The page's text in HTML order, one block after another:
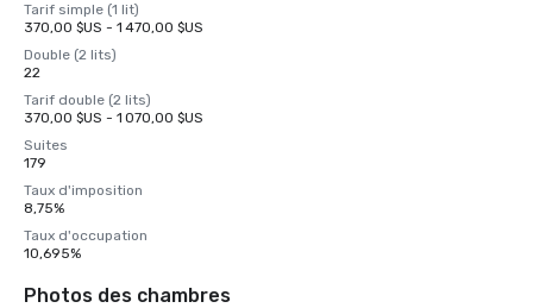
Tarif simple (1 lit)
370,00 $US - 1 470,00 $US
Double (2 lits)
22
Tarif double (2 lits)
370,00 $US - 1 070,00 $US
Suites
179
Taux d'imposition
8,75%
Taux d'occupation
10,695%
Photos des chambres